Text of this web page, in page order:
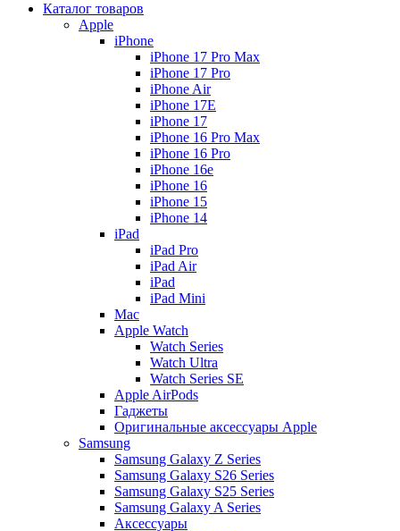
Каталог товаров
Apple
iPhone
iPhone 17 Pro Max
iPhone 17 Pro
iPhone Air
iPhone 17E
iPhone 17
iPhone 16 Pro Max
iPhone 16 Pro
iPhone 16e
iPhone 16
iPhone 15
iPhone 14
iPad
iPad Pro
iPad Air
iPad
iPad Mini
Mac
Apple Watch
Watch Series
Watch Ultra
Watch Series SE
Apple AirPods
Гаджеты
Оригинальные аксессуары Apple
Samsung
Samsung Galaxy Z Series
Samsung Galaxy S26 Series
Samsung Galaxy S25 Series
Samsung Galaxy A Series
Аксессуары